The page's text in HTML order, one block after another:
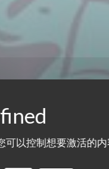
以控制想要激活的内